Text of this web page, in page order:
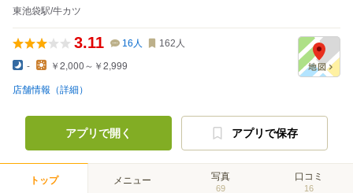
東池袋駅/牛カツ
3.11 16 人 162 人
- ￥2,000～￥2,999
店舗情報（詳細）
アプリで開く アプリで保存
トップ メニュー 写真
69
口コミ
16